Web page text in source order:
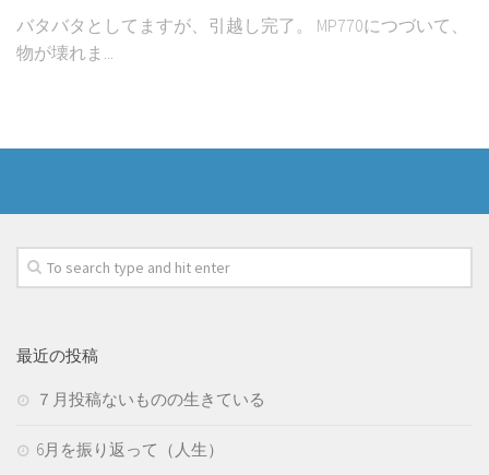
バタバタとしてますが、引越し完了。 MP770につづいて、
物が壊れま...
最近の投稿
７月投稿ないものの生きている
6月を振り返って（人生）